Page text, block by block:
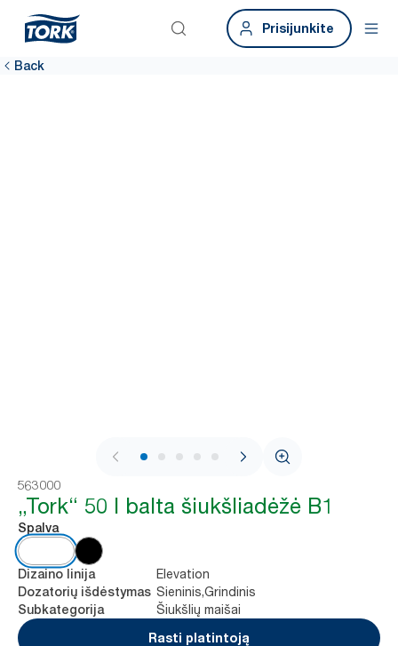
Prisijunkite
Back
1 / 5
563000
„Tork“ 50 l balta šiukšliadėžė B1
Spalva
Dizaino linija Elevation
Dozatorių išdėstymas Sieninis,Grindinis
Subkategorija
Šiukšlių maišai
Rasti platintoją